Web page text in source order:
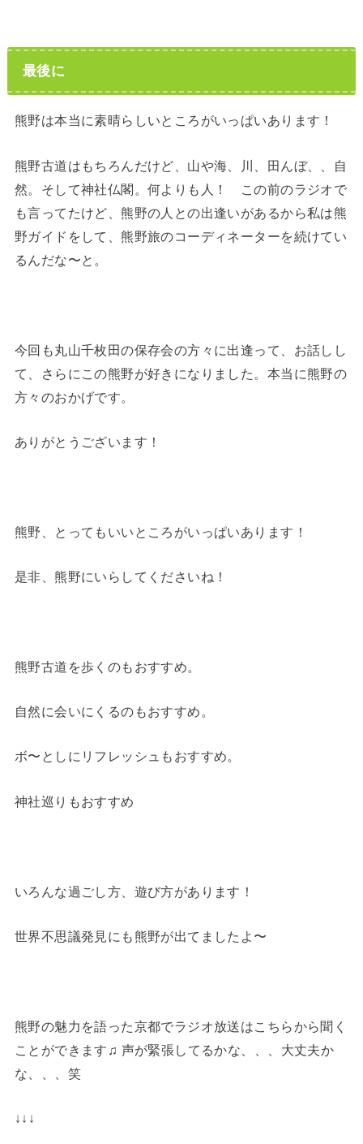
最後に
熊野は本当に素晴らしいところがいっぱいあります！
熊野古道はもちろんだけど、山や海、川、田んぼ、、自
然。そして神社仏閣。何よりも人！ この前のラジオで
も言ってたけど、熊野の人との出逢いがあるから私は熊
野ガイドをして、熊野旅のコーディネーターを続けてい
るんだな〜と。
今回も丸山千枚田の保存会の方々に出逢って、お話しし
て、さらにこの熊野が好きになりました。本当に熊野の
方々のおかげです。
ありがとうございます！
熊野、とってもいいところがいっぱいあります！
是非、熊野にいらしてくださいね！
熊野古道を歩くのもおすすめ。
自然に会いにくるのもおすすめ。
ボ〜としにリフレッシュもおすすめ。
神社巡りもおすすめ
いろんな過ごし方、遊び方があります！
世界不思議発見にも熊野が出てましたよ〜
熊野の魅力を語った京都でラジオ放送はこちらから聞く
ことができます♫ 声が緊張してるかな、、、大丈夫か
な、、、笑
↓↓↓